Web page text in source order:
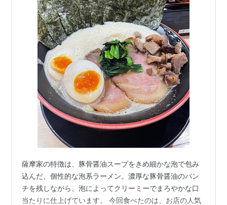
薩摩家の特徴は、豚骨醤油スープをきめ細かな泡で包み
込んだ、個性的な泡系ラーメン。濃厚な豚骨醤油のパン
チを残しながら、泡によってクリーミーでまろやかな口
当たりに仕上げています。 今回食べたのは、お店の人気